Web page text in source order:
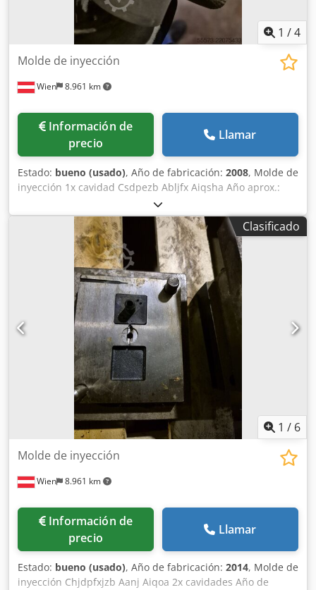
1 /4
Wien 8.961 km
Molde de inyección
Información de
precio
Llamar
Estado: bueno (usado), Año de fabricación: 2008, Molde de
inyección 1x cavidad Csdpezb Abljfx Aiqsha Año aprox.:
Clasificado
1 / 6
Wien 8.961 km
Molde de inyección
Información de
precio
Llamar
Estado: bueno (usado), Año de fabricación: 2014, Molde de
inyección Chjdpfxjzb Aanj Aiqoa 2x cavidades Año de